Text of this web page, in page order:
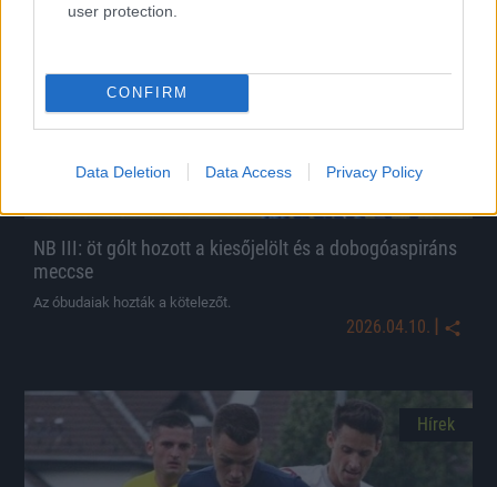
user protection.
CONFIRM
Data Deletion Data Access Privacy Policy
NB III: öt gólt hozott a kiesőjelölt és a dobogóaspiráns
meccse
Az óbudaiak hozták a kötelezőt.
2026.04.10. |
Hírek